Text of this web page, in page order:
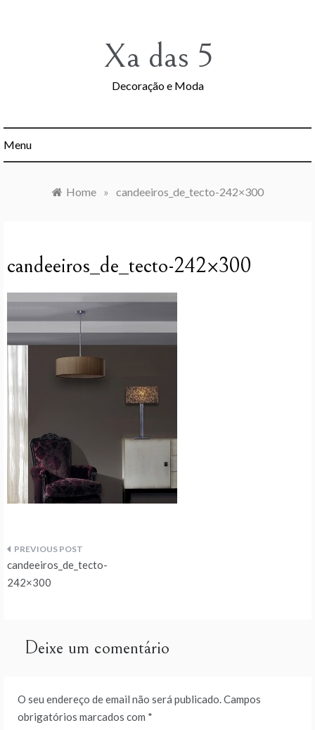
Xa das 5
Decoração e Moda
Menu
Home » candeeiros_de_tecto-242×300
candeeiros_de_tecto-242×300
Navegação
de
candeeiros_de_tecto-
242×300
Deixe um comentário
O seu endereço de email não será publicado.Campos
obrigatórios marcados com *